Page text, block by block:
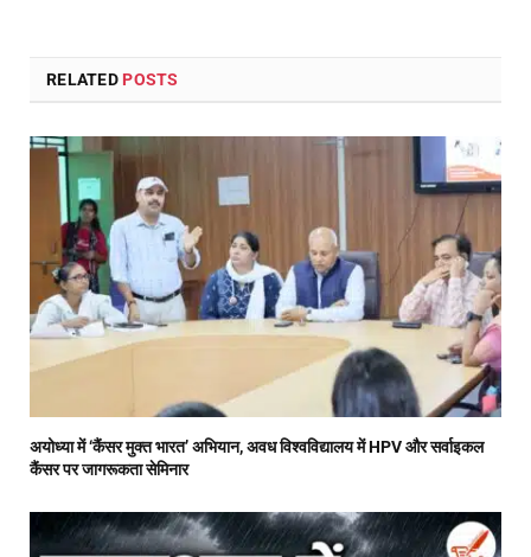
RELATED POSTS
अयोध्या में ‘कैंसर मुक्त भारत’ अभियान, अवध विश्वविद्यालय में HPV और सर्वाइकल
कैंसर पर जागरूकता सेमिनार